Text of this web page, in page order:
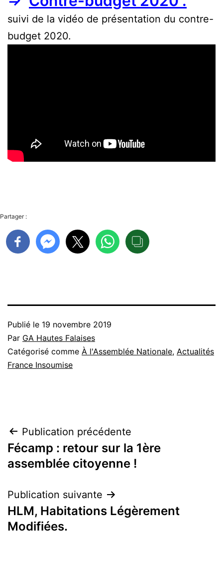
suivi de la vidéo de présentation du contre-
budget 2020.
Partager :
Publié le 19 novembre 2019
Par GA Hautes Falaises
Catégorisé comme À l'Assemblée Nationale, Actualités
France Insoumise
Navigation
de
Publication précédente
Fécamp : retour sur la 1ère
assemblée citoyenne !
Publication suivante
HLM, Habitations Légèrement
Modifiées.